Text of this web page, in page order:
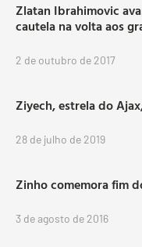
Zlatan Ibrahimovic
cautela na volta aos
2 de outubro de 2017
Ziyech, estrela do
28 de julho de 2019
Zinho comemora fim
3 de agosto de 2016